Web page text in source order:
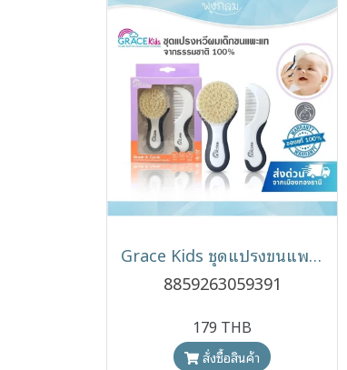
Grace Kids ชุดแปรงขนแพะ & หวีเด็กทารก อ่อนโยนต่อผิว
8859263059391
179 THB
สั่งซื้อสินค้า